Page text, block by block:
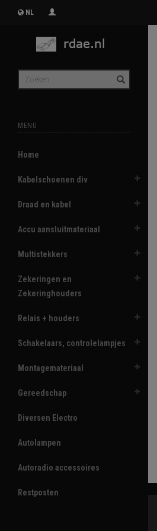
NL
MENU
Home
Kabelschoenen div
Draad en kabel
Accu aansluitmateriaal
Multistekkers
Zekeringen en
Zekeringhouders
Relais + houders
Schakelaars, controlelampjes
Montagemateriaal
Gereedschap
Diversen Electro
Autolampen
Autoradio accessoires
Restposten